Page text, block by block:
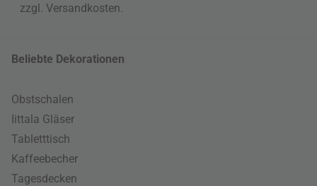
zzgl. Versandkosten
Beliebte Dekorationen
Obstschalen
Iittala Gläser
Tabletttisch
Kaffeebecher
Tagesdecken